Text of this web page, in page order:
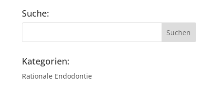
Suche:
Kategorien:
Rationale Endodontie